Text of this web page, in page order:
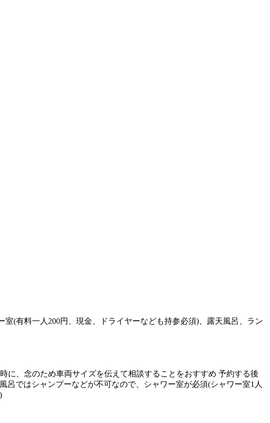
(有料一人200円、現金、ドライヤーなども持参必須)、露天風呂、ラン
に、念のため車両サイズを伝えて相談することをおすすめ 予約する後
呂ではシャンプーなどが不可なので、シャワー室が必須(シャワー室1人